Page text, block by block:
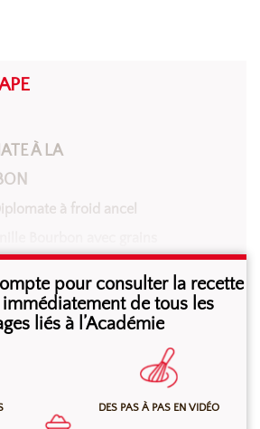
À LA
à froid ancel
(10°C maximum)
dans la cuve du batteur, ajouter la
et la préparation pour crème
l’aide du fouet, mélanger 1 minute
pour consulter la recette
de tous les
liés à l’Académie
DES PAS À PAS EN VIDÉO